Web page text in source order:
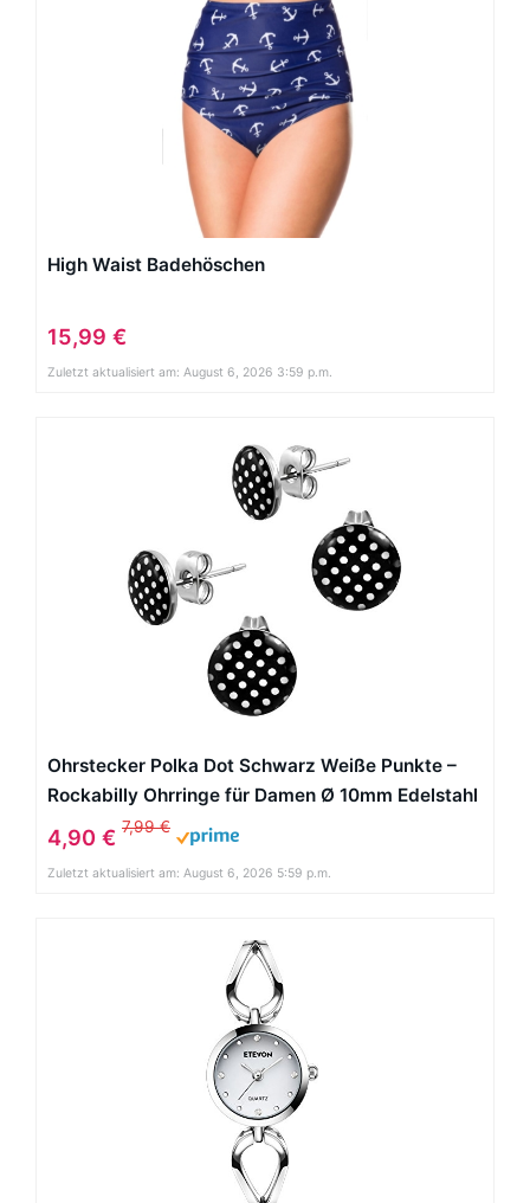
High Waist Badehöschen
15,99 €
Zuletzt aktualisiert am: August 6, 2026 3:59 p.m.
Ohrstecker Polka Dot Schwarz Weiße Punkte –
Rockabilly Ohrringe für Damen Ø 10mm Edelstahl
4,90 € 7,99 €
Zuletzt aktualisiert am: August 6, 2026 5:59 p.m.